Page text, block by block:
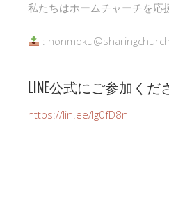
私たちはホームチャーチを応
:
LINE公式にご参加くだ
https://lin.ee/Ig0fD8n